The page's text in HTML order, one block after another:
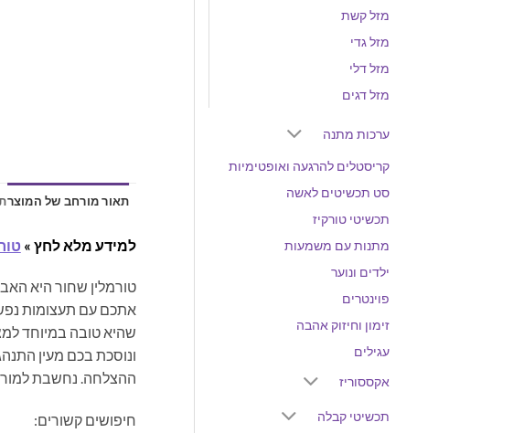
מזל קשת
מזל גדי
מזל דלי
מזל דגים
ערכות מתנה
קריסטלים להרגעה ואופטימיות
סט תכשיטים לאשה
תכשיטי טורקיז
מתנות עם משמעות
ילדים ונוער
פוינטרים
זימון וחיזוק אהבה
עגילים
אקססוריז
תכשיטי קבלה
תאור מורחב של המוצר
למידע מלא לחץ »
טורמלין שחור היא
אתכם עם תעצומות
שהיא טובה במיוחד
ונוסכת בכם מעין
ההצלחה. נחשבת
חיפושים קשורים: